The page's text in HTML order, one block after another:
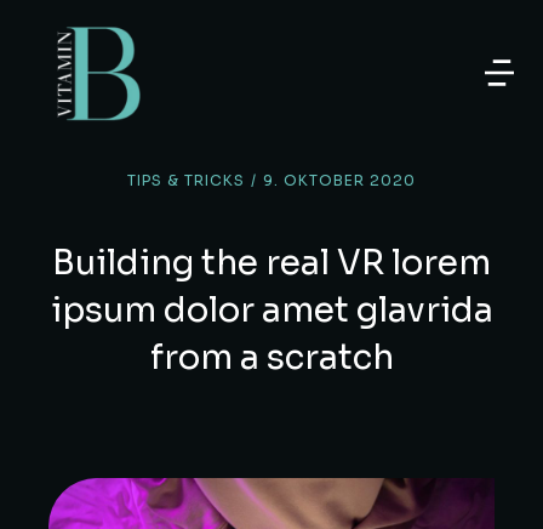
TIPS & TRICKS / 9. OKTOBER 2020
Building the real VR lorem
ipsum dolor amet glavrida
from a scratch